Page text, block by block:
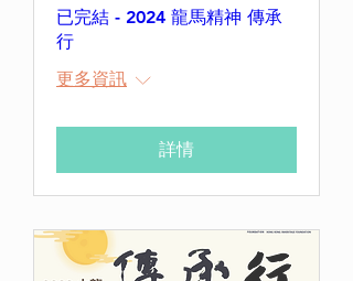
已完結 - 2024 龍馬精神 傳承
行
更多資訊
詳情